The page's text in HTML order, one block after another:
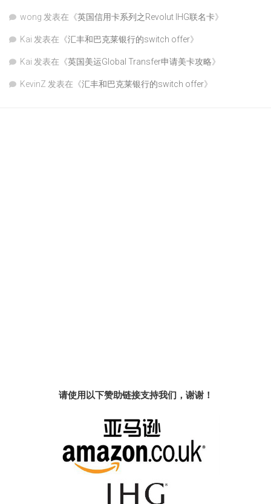
wong 发表在《英国信用卡系列之Revolut IHG联名卡》
Kai 发表在《汇丰和巴克莱银行的switch offer》
Kai 发表在《英国美运Global Transfer申请美卡攻略》
KevinZ 发表在《汇丰和巴克莱银行的switch offer》
请使用以下赞助链接支持我们，谢谢！